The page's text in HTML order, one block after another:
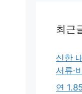
최근
신한
서류·
연